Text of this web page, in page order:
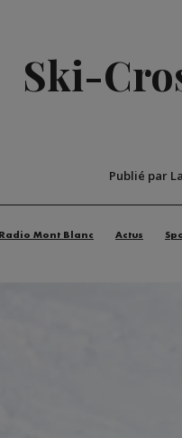
Ski-
Publié par
Radio Mont Blanc Actus